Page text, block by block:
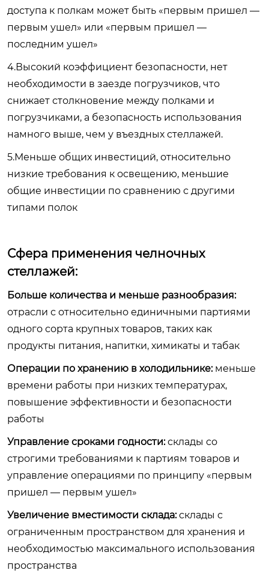
доступа к полкам может быть «первым пришел —
первым ушел» или «первым пришел —
последним ушел»
4.Высокий коэффициент безопасности, нет
необходимости в заезде погрузчиков, что
снижает столкновение между полками и
погрузчиками, а безопасность использования
намного выше, чем у въездных стеллажей.
5.Меньше общих инвестиций, относительно
низкие требования к освещению, меньшие
общие инвестиции по сравнению с другими
типами полок
Сфера применения челночных
стеллажей:
Больше количества и меньше разнообразия:
отрасли с относительно единичными партиями
одного сорта крупных товаров, таких как
продукты питания, напитки, химикаты и табак
Операции по хранению в холодильнике:меньше
времени работы при низких температурах,
повышение эффективности и безопасности
работы
Управление сроками годности:склады со
строгими требованиями к партиям товаров и
управление операциями по принципу «первым
пришел — первым ушел»
Увеличение вместимости склада:склады с
ограниченным пространством для хранения и
необходимостью максимального использования
пространства